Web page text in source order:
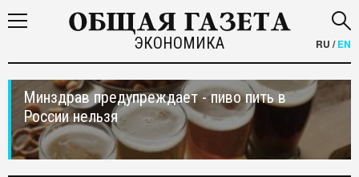
ЭКОНОМИКА RU /EN
Минздрав предупреждает - пиво пить в
России нельзя